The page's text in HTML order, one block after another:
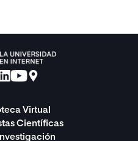
Virtual
Científicas